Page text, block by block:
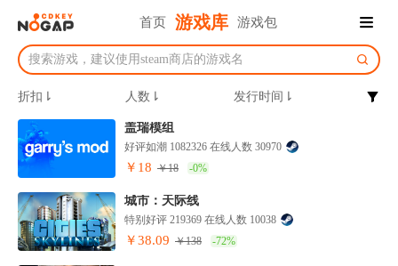
首页 游戏库 游戏包
折扣⇂ 人数⇂ 发行时间⇂
盖瑞模组
好评如潮 1082326 在线人数 30970
￥18 ￥18 -0%
城市：天际线
特别好评 219369 在线人数 10038
￥38.09 ￥138 -72%